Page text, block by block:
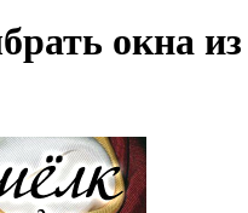
окна